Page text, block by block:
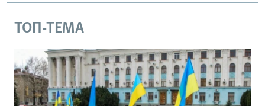
ТОП-ТЕМА